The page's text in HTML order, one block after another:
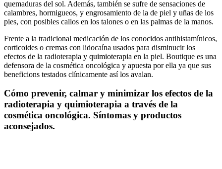
quemaduras del sol. Además, también se sufre de sensaciones de
calambres, hormigueos, y engrosamiento de la de piel y uñas de los
pies, con posibles callos en los talones o en las palmas de la manos.
Frente a la tradicional medicación de los conocidos antihistamínicos,
corticoides o cremas con lidocaína usados para disminucir los
efectos de la radioterapia y quimioterapia en la piel. Boutique es una
defensora de la cosmética oncológica y apuesta por ella ya que sus
beneficions testados clínicamente así los avalan.
Cómo prevenir, calmar y minimizar los efectos de la
radioterapia y quimioterapia a través de la
cosmética oncológica. Síntomas y productos
aconsejados.